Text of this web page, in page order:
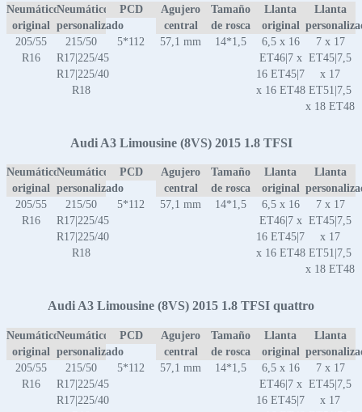
Neumático
original
Neumático
personalizado
PCD
Agujero
central
Tamaño
de rosca
Llanta
original
Llanta
205/55
R16
215/50
R17|225/45
R17|225/40
R18
5*112 57,1 mm 14*1,5
6,5 x 16
ET46|7 x
16 ET45|7
x 16 ET48
7 x 17
ET45|7,5
x 17
ET51|7,5
x 18 ET48
Audi A3 Limousine (8VS) 2015 1.8 TFSI
Neumático
original
Neumático
personalizado
PCD
Agujero
central
Tamaño
de rosca
Llanta
original
Llanta
205/55
R16
215/50
R17|225/45
R17|225/40
R18
5*112 57,1 mm 14*1,5
6,5 x 16
ET46|7 x
16 ET45|7
x 16 ET48
7 x 17
ET45|7,5
x 17
ET51|7,5
x 18 ET48
Audi A3 Limousine (8VS) 2015 1.8 TFSI quattro
Neumático
original
Neumático
personalizado
PCD
Agujero
central
Tamaño
de rosca
Llanta
original
Llanta
205/55
R16
215/50
R17|225/45
R17|225/40
5*112 57,1 mm 14*1,5
6,5 x 16
ET46|7 x
16 ET45|7
7 x 17
ET45|7,5
x 17